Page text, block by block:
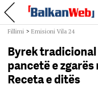
Fillimi > Emisioni Vila 24
Byrek tradicional
pancetë e
Receta e ditës